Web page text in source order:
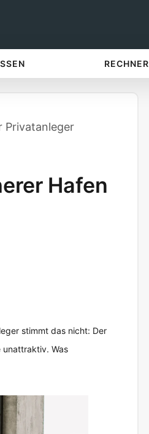
RECHNER
Privatanleger
Hafen
stimmt das nicht: Der
unattraktiv. Was